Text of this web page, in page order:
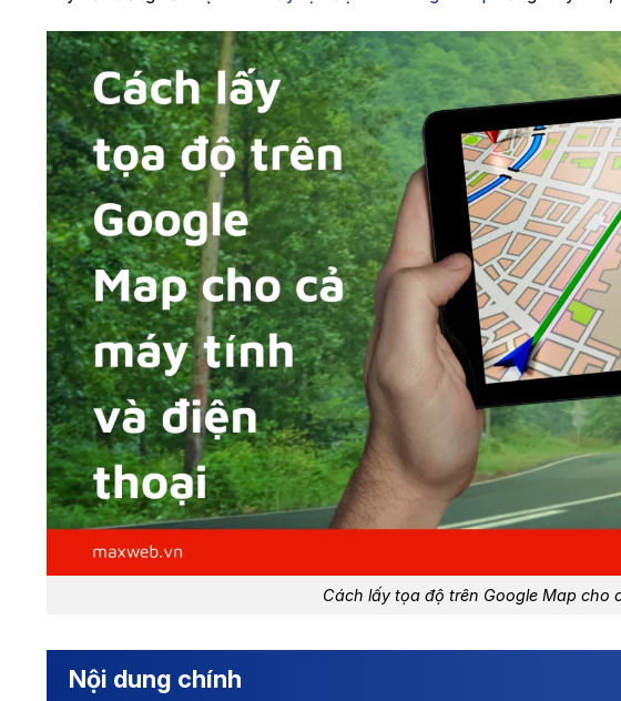
Cách lấy tọa độ trên Google Map cho
Nội dung chính